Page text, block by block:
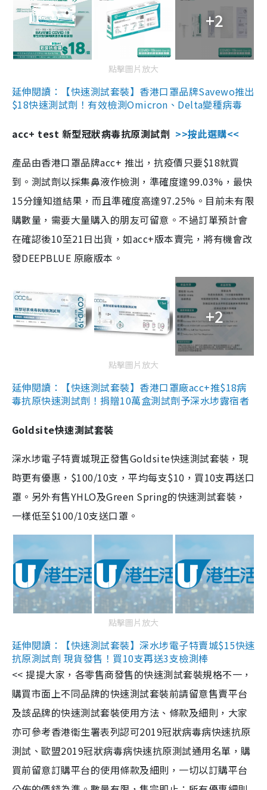
+2
點擊圖片放大
延伸閱讀：【快速測試套裝】香港口罩品牌Savewo推出
$18快速測試劑！有效檢測Omicron、Delta變種病毒
acc+ test 新型冠狀病毒抗原測試劑 >>按此選購<<
產品由香港口罩品牌acc+ 推出，抗疫價只要$18就買
到。測試劑以採集鼻液作檢測，準確度達99.03%，最快
15分鐘知道結果，而且準確度高達97.25%。目前未有限
購數量，需要大量購入的朋友可留意。不過訂單預計會
在確認後10至21日出貨，如acc+版本賣完，將有機會改
發DEEPBLUE 原廠版本。
+2
點擊圖片放大
延伸閱讀：【快速測試套裝】香港口罩廠acc+推$18病
毒抗原快速測試劑！捐贈10萬盒測試劑予深水埗露宿者
Goldsite快速測試套裝
深水埗電子特賣城現正發售Goldsite快速測試套裝，現
時更有優惠，$100/10支，平均每支$10，買10支再送口
罩。另外有售YHLO及Green Spring的快速測試套裝，
一樣低至$100/10支送口罩。
點擊圖片放大
延伸閱讀：【快速測試套裝】深水埗電子特賣城$15快速
抗原測試劑 現貨發售！買10支再送3支檢測棒
<< 提提大家，各零售商發售的快速測試套裝規格不一，
購買市面上不同品牌的快速測試套裝前請留意售賣平台
及該品牌的快速測試套裝使用方法、條款及細則，大家
亦可參考香港衞生署表列認可2019冠狀病毒病快速抗原
測試、歐盟2019冠狀病毒病快速抗原測試通用名單，購
買前留意訂購平台的使用條款及細則，一切以訂購平台